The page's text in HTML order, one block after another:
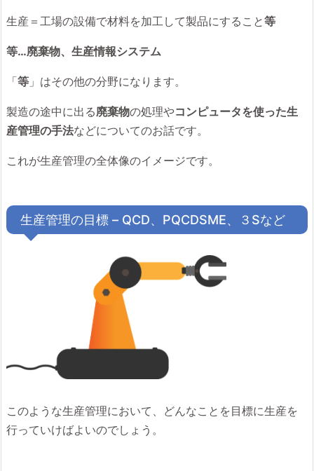
生産＝工場の設備で材料を加工して製品にすること等
等…廃棄物、生産情報システム
「等 」はその他の分野になります。
製造の途中に出る廃棄物の処理やコンピュータを使った生
産管理の手法などについてのお話です。
これが生産管理の全体像のイメージです。
生産管理の目標 – QCD、PQCDSME、３Sなど
このような生産管理において、どんなことを目標に生産を
行っていけばよいのでしょう。